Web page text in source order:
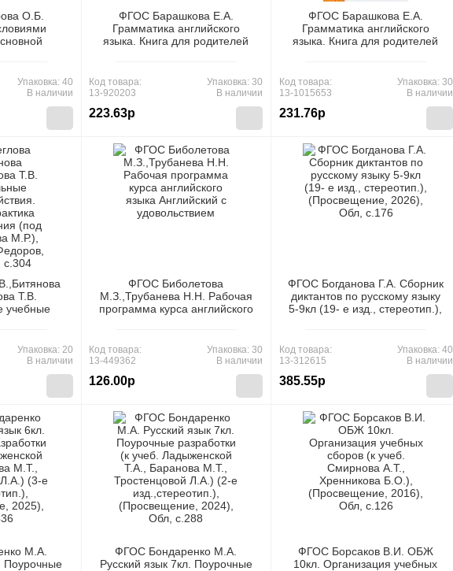
О.Б.
Обл,
Упаковка: 40
В наличии
ФГОС Барашкова Е.А.
Грамматика английского
языка. Книга для родителей
ФПУ-2019), (Экзамен, 2023),
Код товара:
13-920203
223.63р
Упаковка: 30
В наличии
ФГОС Барашкова Е.А.
Грамматика английского
языка. Книга для родителей
и доп.), (Экзамен, 2026), Обл,
Код товара:
13-1015653
231.76р
Упаковка: 30
В наличии
Т.В.
учебные
2017),
Упаковка: 20
В наличии
ФГОС Биболетова
М.З.,Трубанева Н.Н. Рабочая
программа курса английского
2-4кл, (Титул, 2012), Обл, c.40
Код товара:
13-449362
126.00р
Упаковка: 30
В наличии
ФГОС Богданова Г.А. Сборник
диктантов по русскому языку
5-9кл (19- е изд., стереотип.),
Код товара:
13-312615
385.55р
Упаковка: 40
В наличии
М.А.
Поурочные
ФГОС Бондаренко М.А.
Русский язык 7кл. Поурочные
ФГОС Борсаков В.И. ОБЖ
10кл. Организация учебных